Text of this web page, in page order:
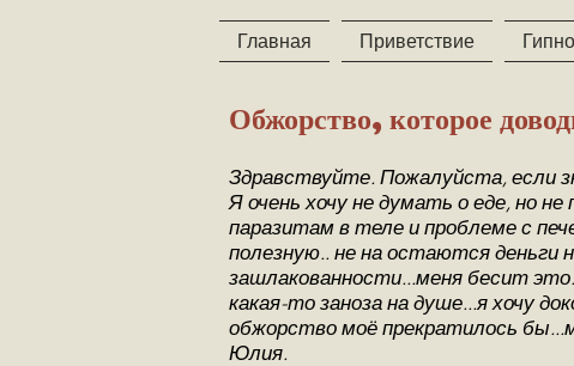
Главная Приветствие
Обжорство, которое
Здравствуйте. Пожалуйста, если
Я очень хочу не думать о еде, но
паразитам в теле и проблеме с
полезную.. не на остаются деньги
зашлакованности...меня бесит
какая-то заноза на душе...я хочу
обжорство моё прекратилось
Юлия.